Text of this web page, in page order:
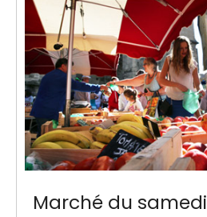
Marché du samedi